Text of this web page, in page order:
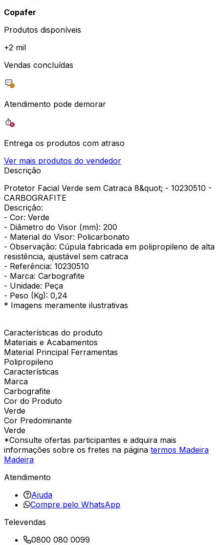
Copafer
Produtos disponíveis
+2 mil
Vendas concluídas
Atendimento pode demorar
Entrega os produtos com atraso
Ver mais produtos do vendedor
Descrição
Protetor Facial Verde sem Catraca 8&quot; - 10230510 -
CARBOGRAFITE
Descrição:
- Cor: Verde
- Diâmetro do Visor (mm): 200
- Material do Visor: Policarbonato
- Observação: Cúpula fabricada em polipropileno de alta
resistência, ajustável sem catraca
- Referência: 10230510
- Marca: Carbografite
- Unidade: Peça
- Peso (Kg): 0,24
* Imagens meramente ilustrativas
Características do produto
Materiais e Acabamentos
Material Principal Ferramentas
Polipropileno
Características
Marca
Carbografite
Cor do Produto
Verde
Cor Predominante
Verde
*Consulte ofertas participantes e adquira mais
informações sobre os fretes na página termos Madeira
Madeira
Atendimento
Ajuda
Compre pelo WhatsApp
Televendas
0800 080 0099